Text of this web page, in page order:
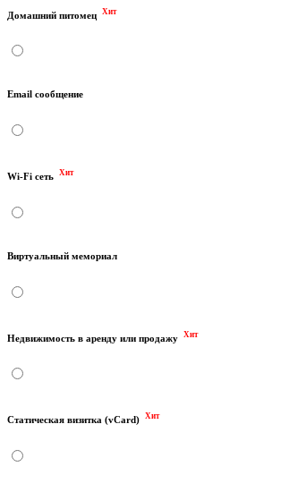
Домашний питомец Хит
Email сообщение
Wi-Fi сеть Хит
Виртуальный мемориал
Недвижимость в аренду или продажу Хит
Статическая визитка (vCard) Хит